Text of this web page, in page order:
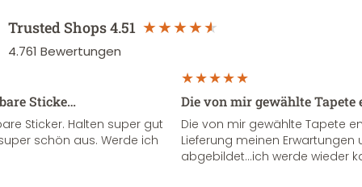
Trusted Shops4.51
4.761 Bewertungen
Sticke…
Sticker. Halten super gut
schön aus. Werde ich
Die von mir gewählte
Die von mir gewählte Tapete
Lieferung meinen Erwartungen
abgebildet...ich werde wieder